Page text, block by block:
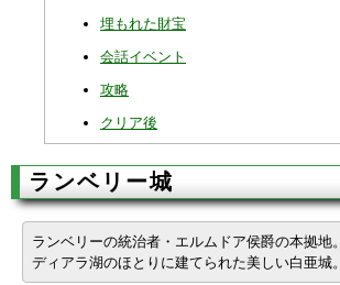
埋もれた財宝
会話イベント
攻略
クリア後
ランベリー城
ランベリーの統治者・エルムドア侯爵の本拠地。
ディアラ湖のほとりに建てられた美しい白亜城。